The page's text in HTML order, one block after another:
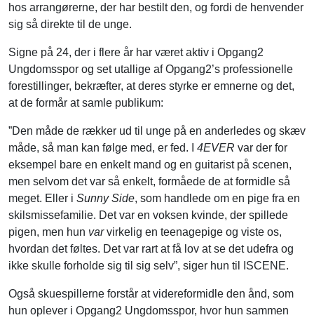
hos arrangørerne, der har bestilt den, og fordi de henvender
sig så direkte til de unge.
Signe på 24, der i flere år har været aktiv i Opgang2
Ungdomsspor og set utallige af Opgang2’s professionelle
forestillinger, bekræfter, at deres styrke er emnerne og det,
at de formår at samle publikum:
”Den måde de rækker ud til unge på en anderledes og skæv
måde, så man kan følge med, er fed. I 4EVER var der for
eksempel bare en enkelt mand og en guitarist på scenen,
men selvom det var så enkelt, formåede de at formidle så
meget. Eller i Sunny Side, som handlede om en pige fra en
skilsmissefamilie. Det var en voksen kvinde, der spillede
pigen, men hun varvirkelig en teenagepige og viste os,
hvordan det føltes. Det var rart at få lov at se det udefra og
ikke skulle forholde sig til sig selv”, siger hun til ISCENE.
Også skuespillerne forstår at videreformidle den ånd, som
hun oplever i Opgang2 Ungdomsspor, hvor hun sammen